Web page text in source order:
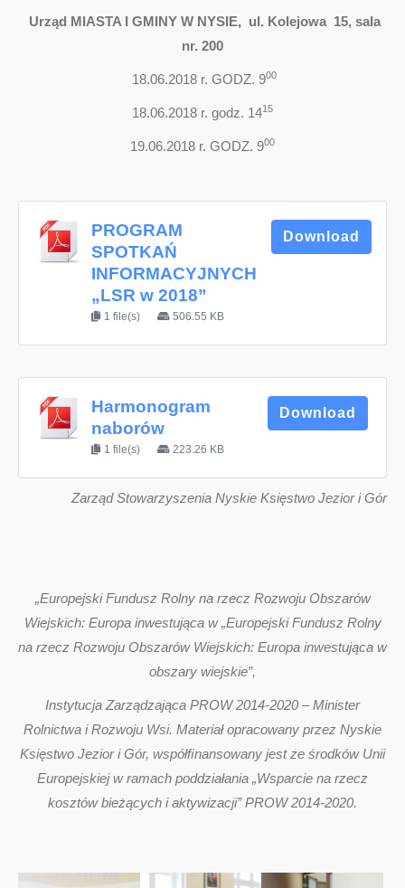
Urząd MIASTA I GMINY W NYSIE, ul. Kolejowa 15, sala
nr. 200
18.06.2018 r. GODZ. 900
18.06.2018 r. godz. 1415
19.06.2018 r. GODZ. 900
PROGRAM
SPOTKAŃ
INFORMACYJNYCH
„LSR w 2018”
1 file(s) 506.55 KB
Download
Harmonogram
naborów
1 file(s) 223.26 KB
Download
Zarząd Stowarzyszenia Nyskie Księstwo Jezior i Gór
„Europejski Fundusz Rolny na rzecz Rozwoju Obszarów
Wiejskich: Europa inwestująca w „Europejski Fundusz Rolny
na rzecz Rozwoju Obszarów Wiejskich: Europa inwestująca w
obszary wiejskie”,
Instytucja Zarządzająca PROW 2014-2020 – Minister
Rolnictwa i Rozwoju Wsi. Materiał opracowany przez Nyskie
Księstwo Jezior i Gór, współﬁnansowany jest ze środków Unii
Europejskiej w ramach poddziałania „Wsparcie na rzecz
kosztów bieżących i aktywizacji” PROW 2014-2020.